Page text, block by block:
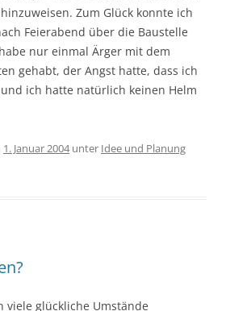
Zum Glück konnte ich
Feierabend über die Baustelle
nur einmal Ärger mit dem
gehabt, der Angst hatte, dass ich
ich hatte natürlich keinen Helm
1. Januar 2004unter Idee und Planung
viele glückliche Umstände